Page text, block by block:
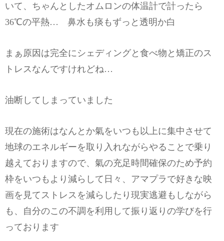
いて、ちゃんとしたオムロンの体温計で計ったら
36℃の平熱… 鼻水も痰もずっと透明か白
まぁ原因は完全にシェディングと食べ物と矯正のス
トレスなんですけれどね…
油断してしまっていました
現在の施術はなんとか氣をいつも以上に集中させて
地球のエネルギーを取り入れながらやることで乗り
越えておりますので、氣の充足時間確保のため予約
枠をいつもより減らして日々、アマプラで好きな映
画を見てストレスを減らしたり現実逃避もしながら
も、自分のこの不調を利用して振り返りの学びを行
っております